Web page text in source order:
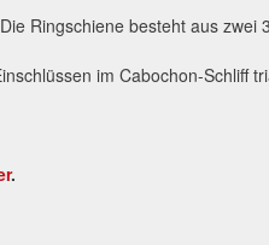
Ringschiene besteht aus zwei
im Cabochon-Schliff
.